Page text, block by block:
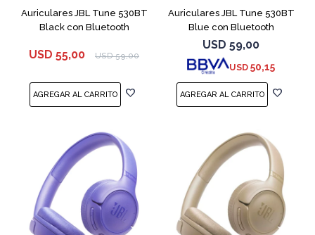
Auriculares JBL Tune 530BT
Black con Bluetooth
USD 55,00 USD 59,00
Auriculares JBL Tune 530BT
Blue con Bluetooth
USD 59,00
USD 50,15